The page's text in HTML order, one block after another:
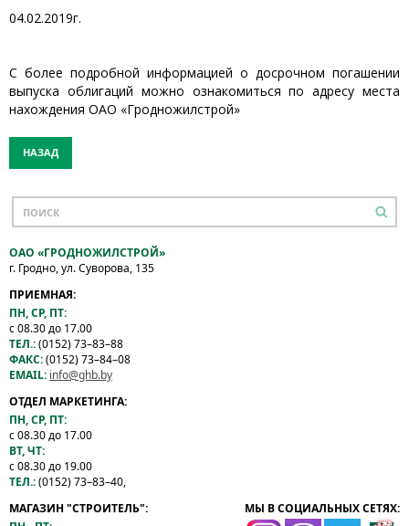
04.02.2019г.
С более подробной информацией о досрочном погашении
выпуска облигаций можно ознакомиться по адресу места
нахождения ОАО «Гродножилстрой»
НАЗАД
ОАО «ГРОДНОЖИЛСТРОЙ»
г. Гродно, ул. Суворова, 135
ПРИЕМНАЯ:
ПН, СР, ПТ:
с 08.30 до 17.00
ТЕЛ.:(0152) 73–83–88
ФАКС:(0152) 73–84–08
EMAIL: info@ghb.by
ОТДЕЛ МАРКЕТИНГА:
ПН, СР, ПТ:
с 08.30 до 17.00
ВТ, ЧТ:
с 08.30 до 19.00
ТЕЛ.:(0152) 73–83–40,
МАГАЗИН "СТРОИТЕЛЬ":
МЫ В СОЦИАЛЬНЫХ СЕТЯХ: